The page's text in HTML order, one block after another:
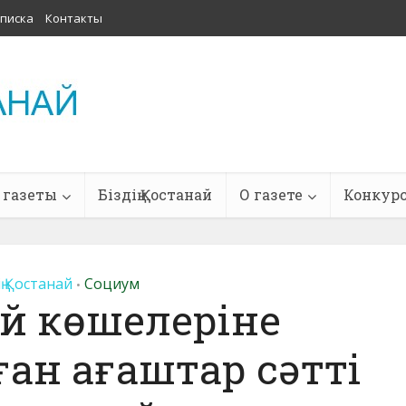
Контакты
Біздің Қостанай О газете
Қостанай • Социум
көшелеріне
ағаштар сәтті